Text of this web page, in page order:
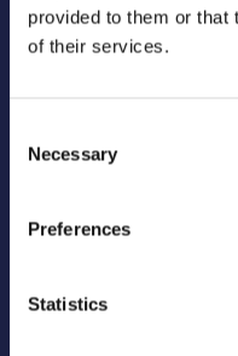
provided to them or that
of their services.
Selection
Necessary
Preferences
Statistics